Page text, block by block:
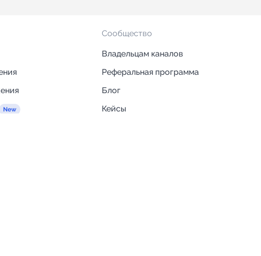
Сообщество
Владельцам каналов
Реферальная программа
Блог
Кейсы